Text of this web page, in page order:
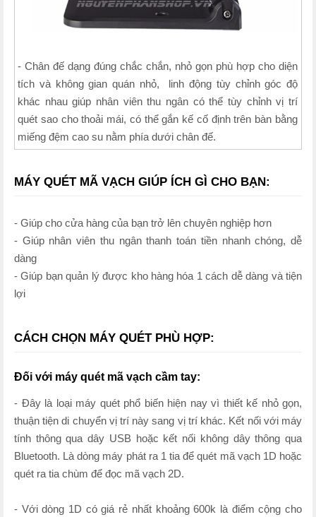
- Chân đế dạng đúng chắc chắn, nhỏ gọn phù hợp cho diện
tích và không gian quán nhỏ, linh động tùy chỉnh góc độ
khác nhau giúp nhân viên thu ngân có thể tùy chỉnh vị trí
quét sao cho thoải mái, có thể gắn kế cố định trên bàn bằng
miếng đệm cao su nằm phía dưới chân đế.
MÁY QUÉT MÃ VẠCH GIÚP ÍCH GÌ CHO BẠN:
- Giúp cho cửa hàng của bạn trở lên chuyên nghiệp hơn
- Giúp nhân viên thu ngân thanh toán tiền nhanh chóng, dễ
dàng
- Giúp bạn quản lý được kho hàng hóa 1 cách dễ dàng và tiện
lợi
CÁCH CHỌN MÁY QUÉT PHÙ HỢP:
Đối với máy quét mã vạch cầm tay:
- Đây là loại máy quét phổ biến hiện nay vì thiết kế nhỏ gọn,
thuận tiện di chuyển vị trí này sang vị trí khác. Kết nối với máy
tính thông qua dây USB hoặc kết nối không dây thông qua
Bluetooth. Là dòng máy phát ra 1 tia để quét mã vạch 1D hoặc
quét ra tia chùm để đọc mã vạch 2D.
- Với dòng 1D có giá rẻ nhất khoảng 600k là điểm cộng cho